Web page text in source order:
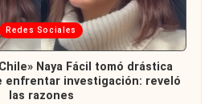
Redes Sociales
Naya Fácil tomó drástica
enfrentar investigación: reveló
las razones